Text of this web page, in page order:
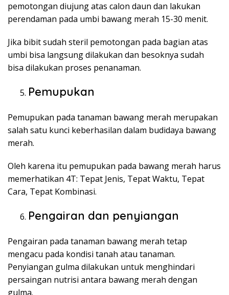
pemotongan diujung atas calon daun dan lakukan
perendaman pada umbi bawang merah 15-30 menit.
Jika bibit sudah steril pemotongan pada bagian atas
umbi bisa langsung dilakukan dan besoknya sudah
bisa dilakukan proses penanaman.
Pemupukan
Pemupukan pada tanaman bawang merah merupakan
salah satu kunci keberhasilan dalam budidaya bawang
merah.
Oleh karena itu pemupukan pada bawang merah harus
memerhatikan 4T: Tepat Jenis, Tepat Waktu, Tepat
Cara, Tepat Kombinasi.
Pengairan dan penyiangan
Pengairan pada tanaman bawang merah tetap
mengacu pada kondisi tanah atau tanaman.
Penyiangan gulma dilakukan untuk menghindari
persaingan nutrisi antara bawang merah dengan
gulma.